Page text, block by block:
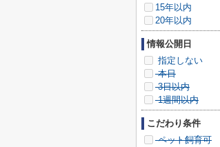
15年以内
20年以内
情報公開日
指定しない
本日
3日以内
1週間以内
こだわり条件
ペット飼育可